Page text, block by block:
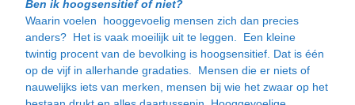
Ben ik hoogsensitief of niet?
Waarin voelen hooggevoelig mensen zich dan precies
anders? Het is vaak moeilijk uit te leggen. Een kleine
twintig procent van de bevolking is hoogsensitief. Dat is één
op de vijf in allerhande gradaties. Mensen die er niets of
nauwelijks iets van merken, mensen bij wie het zwaar op het